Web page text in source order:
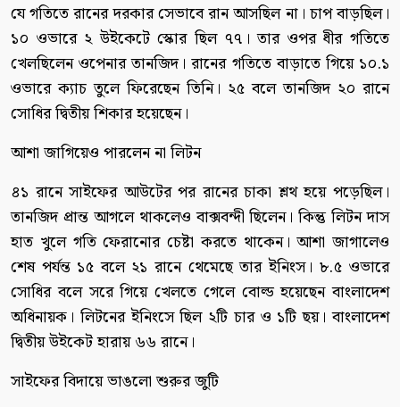
যে গতিতে রানের দরকার সেভাবে রান আসছিল না। চাপ বাড়ছিল।
১০ ওভারে ২ উইকেটে স্কোর ছিল ৭৭। তার ওপর ধীর গতিতে
খেলছিলেন ওপেনার তানজিদ। রানের গতিতে বাড়াতে গিয়ে ১০.১
ওভারে ক্যাচ তুলে ফিরেছেন তিনি। ২৫ বলে তানজিদ ২০ রানে
সোধির দ্বিতীয় শিকার হয়েছেন।
আশা জাগিয়েও পারলেন না লিটন
৪১ রানে সাইফের আউটের পর রানের চাকা শ্লথ হয়ে পড়েছিল।
তানজিদ প্রান্ত আগলে থাকলেও বাক্সবন্দী ছিলেন। কিন্তু লিটন দাস
হাত খুলে গতি ফেরানোর চেষ্টা করতে থাকেন। আশা জাগালেও
শেষ পর্যন্ত ১৫ বলে ২১ রানে থেমেছে তার ইনিংস। ৮.৫ ওভারে
সোধির বলে সরে গিয়ে খেলতে গেলে বোল্ড হয়েছেন বাংলাদেশ
অধিনায়ক। লিটনের ইনিংসে ছিল ২টি চার ও ১টি ছয়। বাংলাদেশ
দ্বিতীয় উইকেট হারায় ৬৬ রানে।
সাইফের বিদায়ে ভাঙলো শুরুর জুটি